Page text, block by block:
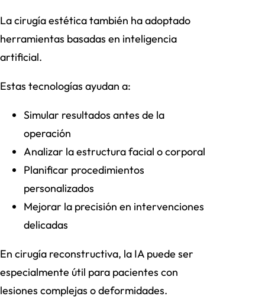
La cirugía estética también ha adoptado
herramientas basadas en inteligencia
artificial.
Estas tecnologías ayudan a:
Simular resultados antes de la
operación
Analizar la estructura facial o corporal
Planificar procedimientos
personalizados
Mejorar la precisión en intervenciones
delicadas
En cirugía reconstructiva, la IA puede ser
especialmente útil para pacientes con
lesiones complejas o deformidades.